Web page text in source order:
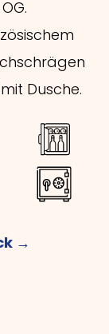
Dusche.
→